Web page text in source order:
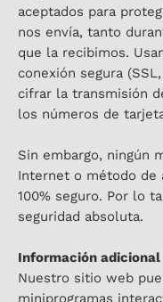
aceptados para
nos envía, tanto
que la recibimos.
conexión segura
cifrar la transmisión
los números de
Sin embargo, ningún
Internet o método de
100% seguro. Por lo
seguridad absoluta.
Información adicional
Nuestro sitio web
miniprogramas